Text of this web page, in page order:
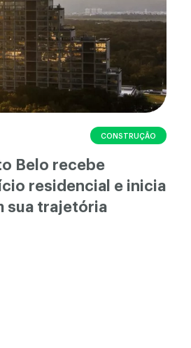
CONSTRUÇÃO
Belo recebe
residencial e inicia
sua trajetória